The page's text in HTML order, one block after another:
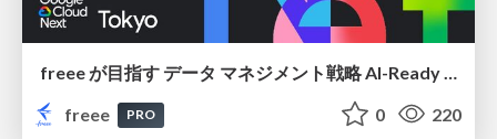
freee
PRO 0 220